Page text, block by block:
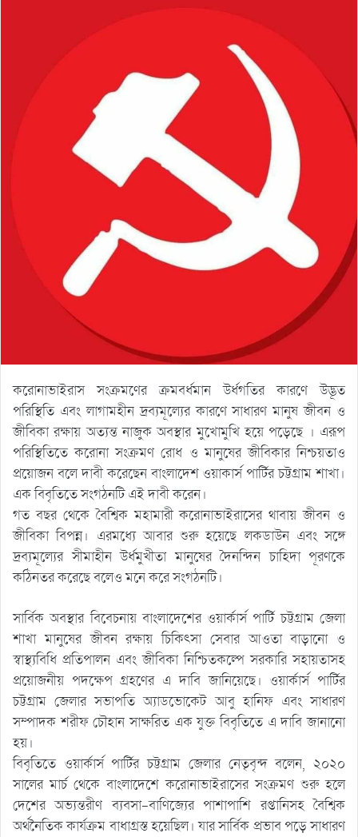
করোনাভাইরাস সংক্রমণের ক্রমবর্ধমান উর্ধগতির কারণে উদ্ভূত
পরিস্থিতি এবং লাগামহীন দ্রব্যমূল্যের কারণে সাধারণ মানুষ জীবন ও
জীবিকা রক্ষায় অত্যন্ত নাজুক অবস্থার মুখোমুখি হয়ে পড়েছে । এরূপ
পরিস্থিতিতে করোনা সংক্রমণ রোধ ও মানুষের জীবিকার নিশ্চয়তাও
প্রয়োজন বলে দাবী করেছেন বাংলাদেশ ওয়াকার্স পার্টির চট্টগ্রাম শাখা।
এক বিবৃতিতে সংগঠনটি এই দাবী করেন।
গত বছর থেকে বৈশ্বিক মহামারী করোনাভাইরাসের থাবায় জীবন ও
জীবিকা বিপন্ন। এরমধ্যে আবার শুরু হয়েছে লকডাউন এবং সঙ্গে
দ্রব্যমূল্যের সীমাহীন উর্ধমুখীতা মানুষের দৈনন্দিন চাহিদা পূরণকে
কঠিনতর করেছে বলেও মনে করে সংগঠনটি।
সার্বিক অবস্থার বিবেচনায় বাংলাদেশের ওয়ার্কার্স পার্টি চট্টগ্রাম জেলা
শাখা মানুষের জীবন রক্ষায় চিকিৎসা সেবার আওতা বাড়ানো ও
স্বাস্থ্যবিধি প্রতিপালন এবং জীবিকা নিশ্চিতকল্পে সরকারি সহায়তাসহ
প্রয়োজনীয় পদক্ষেপ গ্রহণের এ দাবি জানিয়েছে। ওয়ার্কার্স পার্টির
চট্টগ্রাম জেলার সভাপতি অ্যাডভোকেট আবু হানিফ এবং সাধারণ
সম্পাদক শরীফ চৌহান সাক্ষরিত এক যুক্ত বিবৃতিতে এ দাবি জানানো
হয়।
বিবৃতিতে ওয়ার্কার্স পার্টির চট্টগ্রাম জেলার নেতৃবৃন্দ বলেন, ২০২০
সালের মার্চ থেকে বাংলাদেশে করোনাভাইরাসের সংক্রমণ শুরু হলে
দেশের অভ্যন্তরীণ ব্যবসা-বাণিজ্যের পাশাপাশি রপ্তানিসহ বৈশ্বিক
অর্থনৈতিক কার্যক্রম বাধাগ্রস্ত হয়েছিল। যার সার্বিক প্রভাব পড়ে সাধারণ